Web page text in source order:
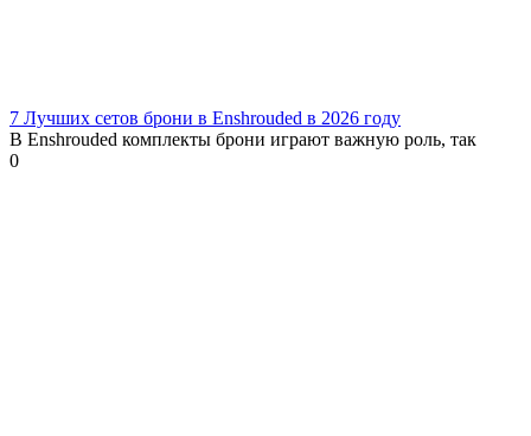
7 Лучших сетов брони в Enshrouded в 2026 году
В Enshrouded комплекты брони играют важную роль, так
0